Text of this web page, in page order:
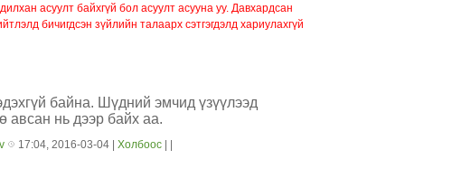
асуулт байхгүй бол асуулт асууна уу. Давхардсан
бичигдсэн зүйлийн талаарх сэтгэгдэлд хариулахгүй
байна. Шүдний эмчид үзүүлээд
авсан нь дээр байх аа.
17:04, 2016-03-04 | Холбоос